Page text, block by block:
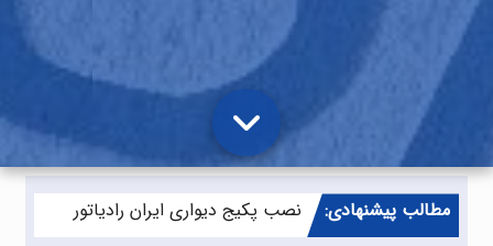
مطالب پیشنهادی: -